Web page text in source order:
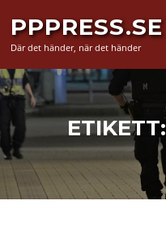
innehåll
PPPRESS.SE
Där det händer, när det händer
ETIKETT: